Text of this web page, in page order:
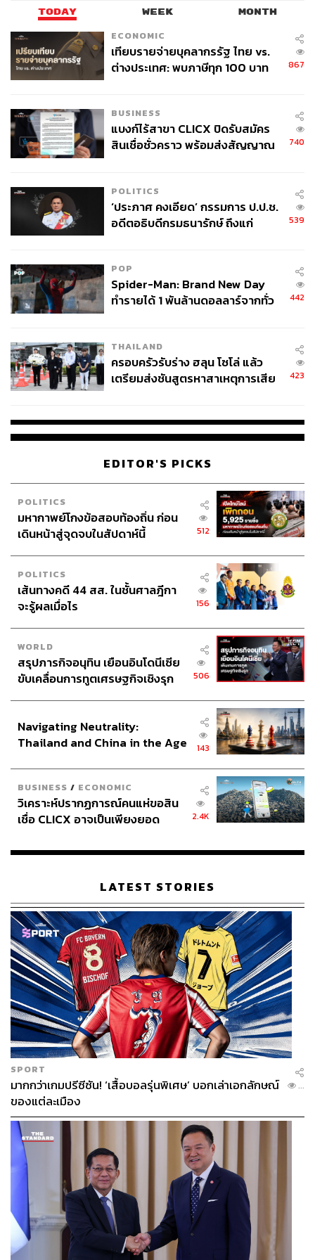
TODAY WEEK MONTH
ECONOMIC
เทียบรายจ่ายบุคลากรรัฐ ไทย vs.
ต่างประเทศ: พบภาษีทุก 100 บาท
867
BUSINESS
แบงก์ไร้สาขา CLICX ปิดรับสมัคร
สินเชื่อชั่วคราว พร้อมส่งสัญญาณ
740
POLITICS
‘ประภาศ คงเอียด’ กรรมการ ป.ป.ช.
อดีตอธิบดีกรมธนารักษ์ ถึงแก่
539
POP
Spider-Man: Brand New Day
ทำรายได้ 1 พันล้านดอลลาร์จากทั่ว
442
THAILAND
ครอบครัวรับร่าง ฮลุน โซโล่ แล้ว
เตรียมส่งชันสูตรหาสาเหตุการเสีย
423
EDITOR'S PICKS
POLITICS
มหากาพย์โกงข้อสอบท้องถิ่น ก่อน
เดินหน้าสู่จุดจบในสัปดาห์นี้
512
POLITICS
เส้นทางคดี 44 สส. ในชั้นศาลฎีกา
จะรู้ผลเมื่อไร
156
WORLD
สรุปภารกิจอนุทิน เยือนอินโดนีเซีย
ขับเคลื่อนการทูตเศรษฐกิจเชิงรุก
506
Navigating Neutrality:
Thailand and China in the Age
143
BUSINESS / ECONOMIC
วิเคราะห์ปรากฏการณ์คนแห่ขอสิน
เชื่อ CLICX อาจเป็นเพียงยอด
เรือนไทยที่ถูกซุกไว้
2.4K
LATEST STORIES
SPORT
มากกว่าเกมปรีซีซัน! ‘เสื้อบอลรุ่นพิเศษ’ บอกเล่าเอกลักษณ์
ของแต่ละเมือง
...